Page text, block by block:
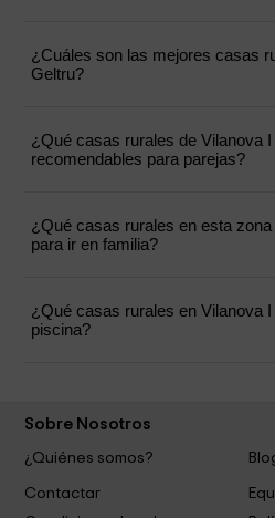
¿Cuáles son las mejores casas
Geltru?
¿Qué casas rurales de Vilanova
recomendables para parejas?
¿Qué casas rurales en esta
para ir en familia?
¿Qué casas rurales en Vilanova
piscina?
Sobre Nosotros
¿Quiénes somos?
Contactar